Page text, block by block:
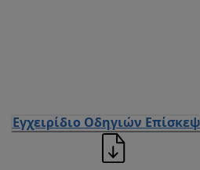
Εγχειρίδιο Οδηγιών